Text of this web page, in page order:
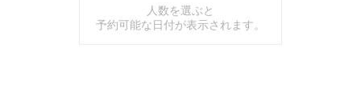
人数を選ぶと
予約可能な日付が表示されます。